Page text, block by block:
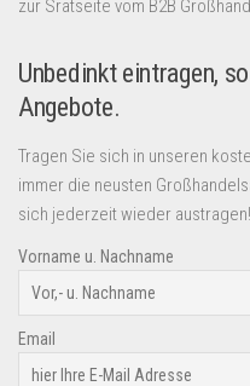
zur Sratseite vom B2B
Unbedinkt eintragen,
Angebote.
Tragen Sie sich in unseren
immer die neusten
sich jederzeit wieder austragen!
Vorname u. Nachname
Email